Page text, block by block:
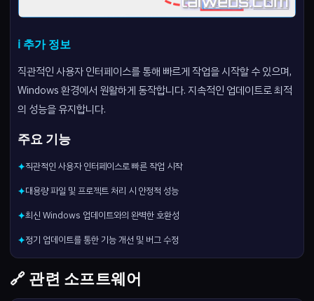
ℹ️ 추가 정보
직관적인 사용자 인터페이스를 통해 빠르게 작업을 시작할 수 있으며,
Windows 환경에서 원활하게 동작합니다. 지속적인 업데이트로 최적
의 성능을 유지합니다.
주요 기능
✦직관적인 사용자 인터페이스로 빠른 작업 시작
✦대용량 파일 및 프로젝트 처리 시 안정적 성능
✦최신 Windows 업데이트와의 완벽한 호환성
✦정기 업데이트를 통한 기능 개선 및 버그 수정
🔗 관련 소프트웨어